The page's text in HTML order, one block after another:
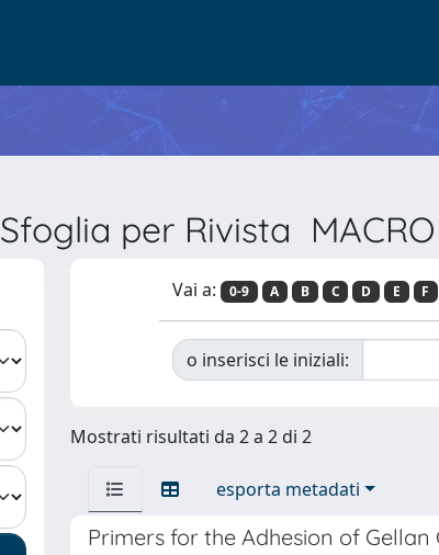
Sfoglia per Rivista
Vai a: 0-9 A B C D E F
o inserisci le iniziali:
Mostrati risultati da 2 a 2 di 2
esporta metadati
Primers for the Adhesion of